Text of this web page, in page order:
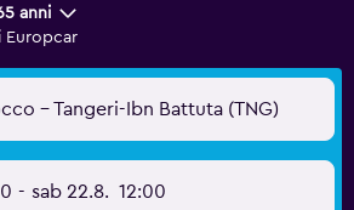
anni
Europcar
- Tangeri-Ibn Battuta (TNG)
- sab 22.8. 12:00